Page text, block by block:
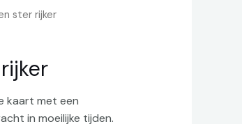
ster rijker
kaart met een
in moeilijke tijden.